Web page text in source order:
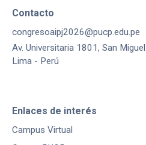
Contacto
congresoaipj2026@pucp.edu.pe
Av. Universitaria 1801, San
Lima - Perú
Enlaces de interés
Campus Virtual